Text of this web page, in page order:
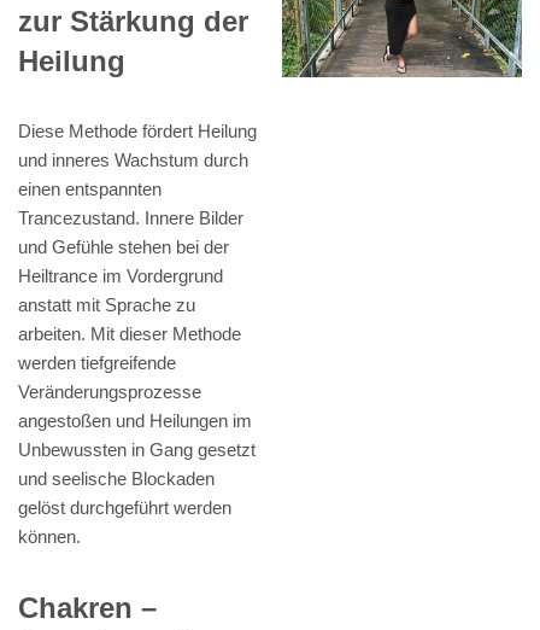
zur Stärkung der
Heilung
Diese Methode fördert Heilung
und inneres Wachstum durch
einen entspannten
Trancezustand. Innere Bilder
und Gefühle stehen bei der
Heiltrance im Vordergrund
anstatt mit Sprache zu
arbeiten. Mit dieser Methode
werden tiefgreifende
Veränderungsprozesse
angestoßen und Heilungen im
Unbewussten in Gang gesetzt
und seelische Blockaden
gelöst durchgeführt werden
können.
Chakren –